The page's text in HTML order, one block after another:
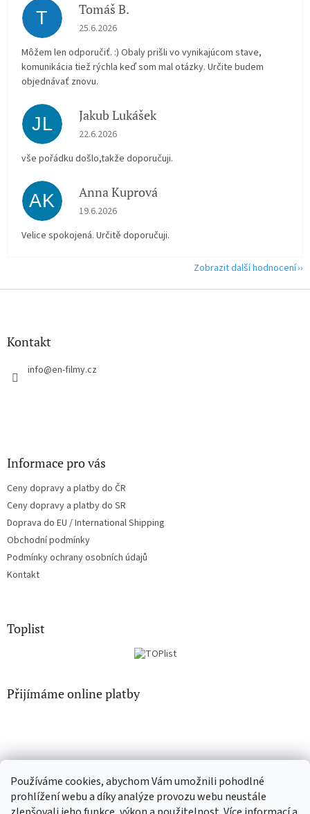
Používáme cookies, abychom Vám umožnili pohodlné
prohlížení webu a díky analýze provozu webu neustále
T Tomáš B.
Hodnocení obchodu je 5 z 5 hvězdiček.
25.6.2026
Môžem len odporučiť. :) Obaly prišli vo vynikajúcom stave,
komunikácia tiež rýchla keď som mal otázky. Určite budem
objednávať znovu.
JL Jakub Lukášek
Hodnocení obchodu je 5 z 5 hvězdiček.
22.6.2026
vše pořádku došlo,takže doporučuji.
AK Anna Kuprová
Hodnocení obchodu je 5 z 5 hvězdiček.
19.6.2026
Velice spokojená. Určitě doporučuji.
Zobrazit další hodnocení
Z
Kontakt
info@en-filmy.cz
Informace pro vás
Ceny dopravy a platby do ČR
Ceny dopravy a platby do SR
Doprava do EU / International Shipping
Obchodní podmínky
Podmínky ochrany osobních údajů
Kontakt
Toplist
Přijímáme online platby
CD-Soundtrack.cz CD-hudba.cz